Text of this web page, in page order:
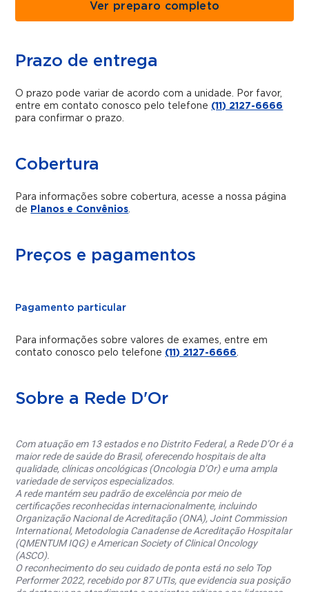
Ver preparo completo
Prazo de entrega
O prazo pode variar de acordo com a unidade. Por favor,
entre em contato conosco pelo telefone (11) 2127-6666
para confirmar o prazo.
Cobertura
Para informações sobre cobertura, acesse a nossa página
de Planos e Convênios.
Preços e pagamentos
Pagamento particular
Para informações sobre valores de exames, entre em
contato conosco pelo telefone (11) 2127-6666.
Sobre a Rede D'Or
Com atuação em 13 estados e no Distrito Federal, a Rede D’Or é a
maior rede de saúde do Brasil, oferecendo hospitais de alta
qualidade, clínicas oncológicas (Oncologia D’Or) e uma ampla
variedade de serviços especializados.
A rede mantém seu padrão de excelência por meio de
certificações reconhecidas internacionalmente, incluindo
Organização Nacional de Acreditação (ONA), Joint Commission
International, Metodologia Canadense de Acreditação Hospitalar
(QMENTUM IQG) e American Society of Clinical Oncology
(ASCO).
O reconhecimento do seu cuidado de ponta está no selo Top
Performer 2022, recebido por 87 UTIs, que evidencia sua posição